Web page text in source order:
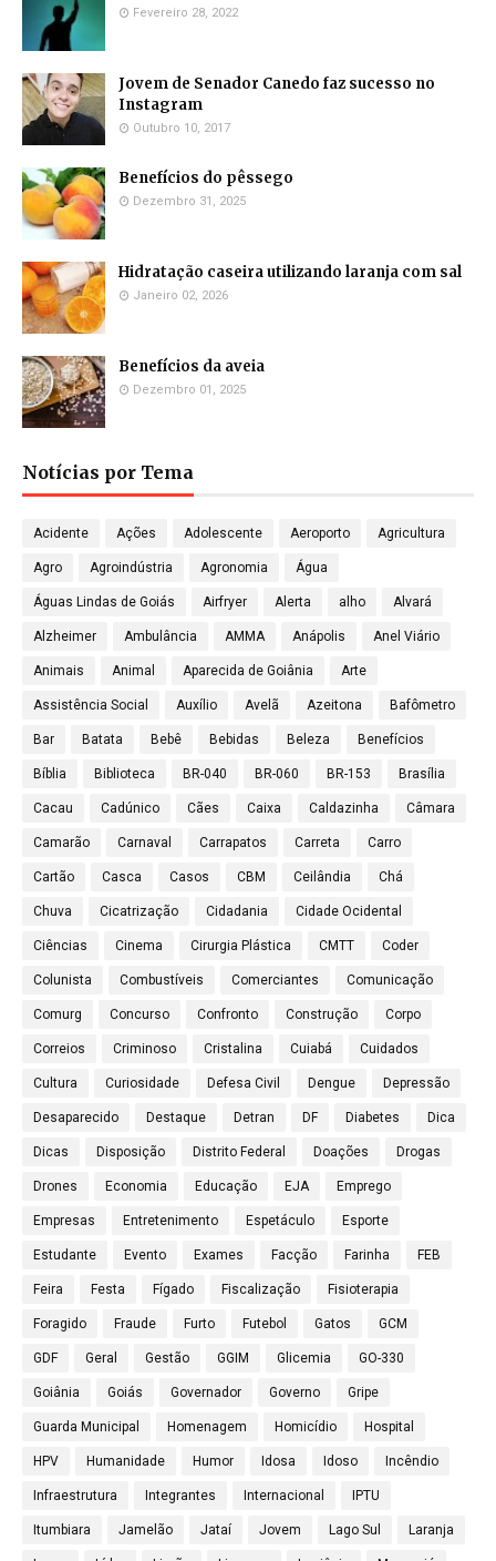
Fevereiro 28, 2022
Jovem de Senador Canedo faz sucesso no
Instagram
Outubro 10, 2017
Benefícios do pêssego
Dezembro 31, 2025
Hidratação caseira utilizando laranja com sal
Janeiro 02, 2026
Benefícios da aveia
Dezembro 01, 2025
Notícias por Tema
Acidente Ações Adolescente Aeroporto Agricultura
Agro Agroindústria Agronomia Água
Águas Lindas de Goiás Airfryer Alerta alho Alvará
Alzheimer Ambulância AMMA Anápolis Anel Viário
Animais Animal Aparecida de Goiânia Arte
Assistência Social Auxílio Avelã Azeitona Bafômetro
Bar Batata Bebê Bebidas Beleza Benefícios
Bíblia Biblioteca BR-040 BR-060 BR-153 Brasília
Cacau Cadúnico Cães Caixa Caldazinha Câmara
Camarão Carnaval Carrapatos Carreta Carro
Cartão Casca Casos CBM Ceilândia Chá
Chuva Cicatrização Cidadania Cidade Ocidental
Ciências Cinema Cirurgia Plástica CMTT Coder
Colunista Combustíveis Comerciantes Comunicação
Comurg Concurso Confronto Construção Corpo
Correios Criminoso Cristalina Cuiabá Cuidados
Cultura Curiosidade Defesa Civil Dengue Depressão
Desaparecido Destaque Detran DF Diabetes Dica
Dicas Disposição Distrito Federal Doações Drogas
Drones Economia Educação EJA Emprego
Empresas Entretenimento Espetáculo Esporte
Estudante Evento Exames Facção Farinha FEB
Feira Festa Fígado Fiscalização Fisioterapia
Foragido Fraude Furto Futebol Gatos GCM
GDF Geral Gestão GGIM Glicemia GO-330
Goiânia Goiás Governador Governo Gripe
Guarda Municipal Homenagem Homicídio Hospital
HPV Humanidade Humor Idosa Idoso Incêndio
Infraestrutura Integrantes Internacional IPTU
Itumbiara Jamelão Jataí Jovem Lago Sul Laranja